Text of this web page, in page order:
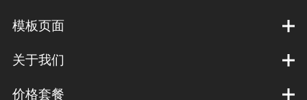
模板页面
关于我们
价格套餐